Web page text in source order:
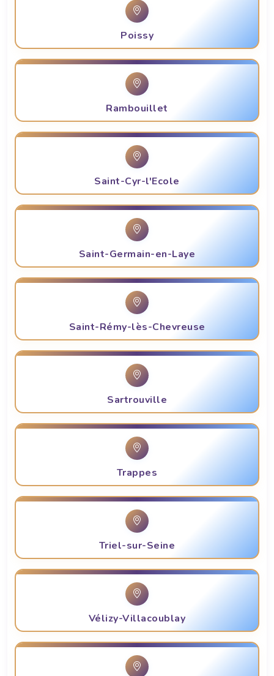
Poissy
Rambouillet
Saint-Cyr-l'Ecole
Saint-Germain-en-Laye
Saint-Rémy-lès-Chevreuse
Sartrouville
Trappes
Triel-sur-Seine
Vélizy-Villacoublay